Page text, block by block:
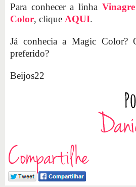
Para conhecer a linha
Color, clique AQUI.
Já conhecia a Magic Color?
preferido?
Beijos22
Compartilhe